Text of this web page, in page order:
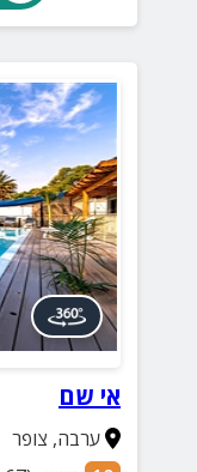
אי שם
ערבה, צופר